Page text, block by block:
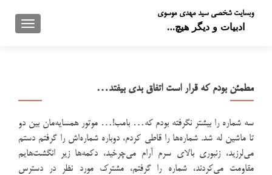
وبسایت شخصی سید مهدی موسوی
ادبیات و دیگر هیچ…
مطمئن بودم که قرار است اتفاق بدی بیفتد…
سه شماره را بیشتر نگرفته بودم که… بامب!… موتور همسایه‌مان بین دو
تا ماشین له شد. شماره‌ها را قاطی کردم، دوباره شماره‌اش را گرفتم دستم
می‌لرزید، زنبوری بالای سرم آرام می‌چرخید، دکمه‌ها زير انگشت‌هایم
مقاومت می‌کردند، شماره را گرفتم، مشترک مورد نظر در دسترس